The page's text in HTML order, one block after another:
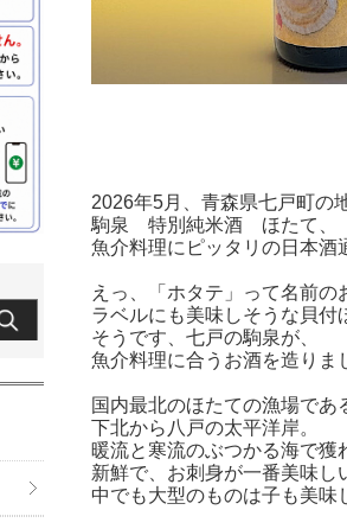
2026年5月、青森県七戸町の
駒泉 特別純米酒 ほたて、
魚介料理にピッタリの日本酒
えっ、「ホタテ」って名前の
ラベルにも美味しそうな貝付
そうです、七戸の駒泉が、
魚介料理に合うお酒を造りま
国内最北のほたての漁場であ
下北から八戸の太平洋岸。
暖流と寒流のぶつかる海で獲
新鮮で、お刺身が一番美味し
中でも大型のものは子も美味